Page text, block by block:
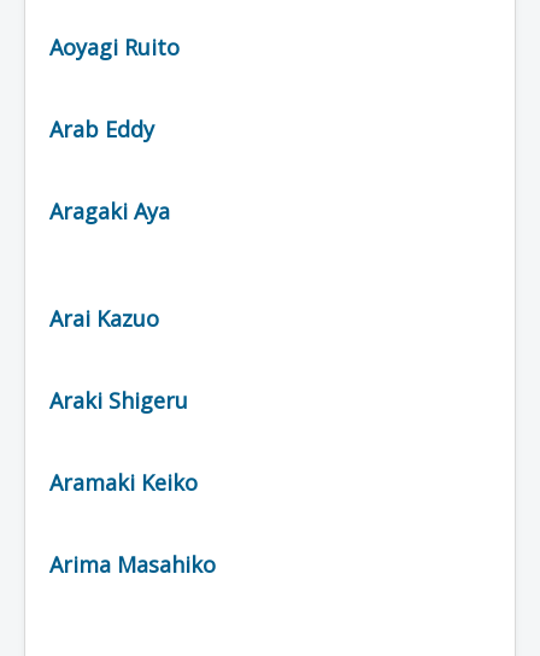
Aoyagi Ruito
Arab Eddy
Aragaki Aya
Arai Kazuo
Araki Shigeru
Aramaki Keiko
Arima Masahiko